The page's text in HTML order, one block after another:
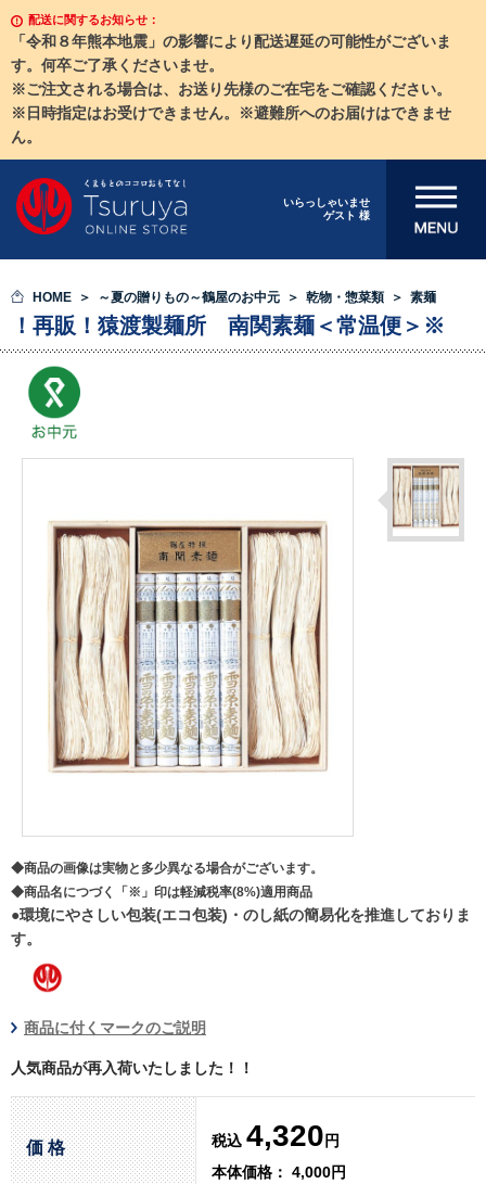
配送に関するお知らせ：
「令和８年熊本地震」の影響により配送遅延の可能性がございま
す。何卒ご了承くださいませ。
※ご注文される場合は、お送り先様のご在宅をご確認ください。
※日時指定はお受けできません。※避難所へのお届けはできませ
ん。
いらっしゃいませ
ゲスト 様
メニューを開
HOME ～夏の贈りもの～鶴屋のお中元 乾物・惣菜類 素麺
！再販！猿渡製麺所 南関素麺＜常温便＞※
◆商品の画像は実物と多少異なる場合がございます。
◆商品名につづく「※」印は軽減税率(8%)適用商品
●環境にやさしい包装(エコ包装)・のし紙の簡易化を推進しておりま
す。
商品に付くマークのご説明
人気商品が再入荷いたしました！！
価 格 税込 4,320 円
本体価格： 4,000円